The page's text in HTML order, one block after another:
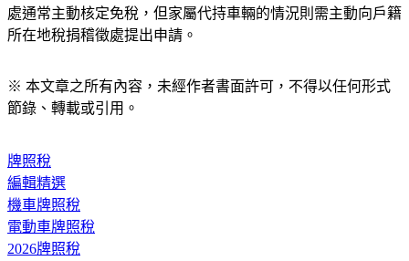
處通常主動核定免稅，但家屬代持車輛的情況則需主動向戶籍
所在地稅捐稽徵處提出申請。
※ 本文章之所有內容，未經作者書面許可，不得以任何形式
節錄、轉載或引用。
牌照稅
編輯精選
機車牌照稅
電動車牌照稅
2026牌照稅